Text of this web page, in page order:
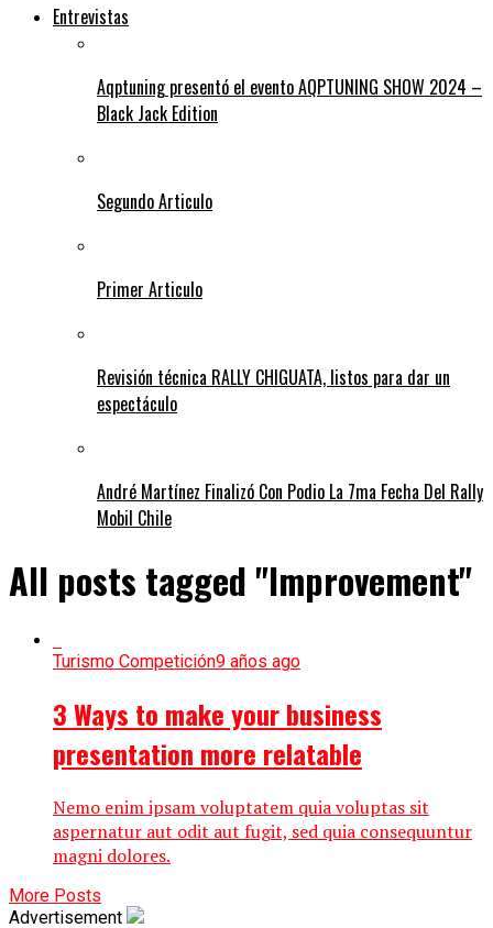
Entrevistas
Aqptuning presentó el evento AQPTUNING SHOW 2024 –
Black Jack Edition
Segundo Articulo
Primer Articulo
Revisión técnica RALLY CHIGUATA, listos para dar un
espectáculo
André Martínez Finalizó Con Podio La 7ma Fecha Del Rally
Mobil Chile
All posts tagged "Improvement"
Turismo Competición9 años ago
3 Ways to make your business
presentation more relatable
Nemo enim ipsam voluptatem quia voluptas sit
aspernatur aut odit aut fugit, sed quia consequuntur
magni dolores.
More Posts
Advertisement